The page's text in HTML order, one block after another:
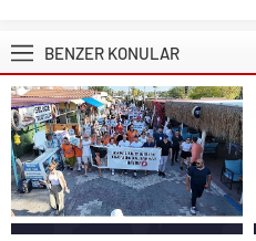
BENZER KONULAR